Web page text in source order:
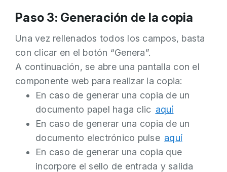
Paso 3: Generación de la copia
Una vez rellenados todos los campos, basta
con clicar en el botón “Genera”.
A continuación, se abre una pantalla con el
componente web para realizar la copia:
En caso de generar una copia de un
documento papel haga clic aquí
En caso de generar una copia de un
documento electrónico pulse aquí
En caso de generar una copia que
incorpore el sello de entrada y salida